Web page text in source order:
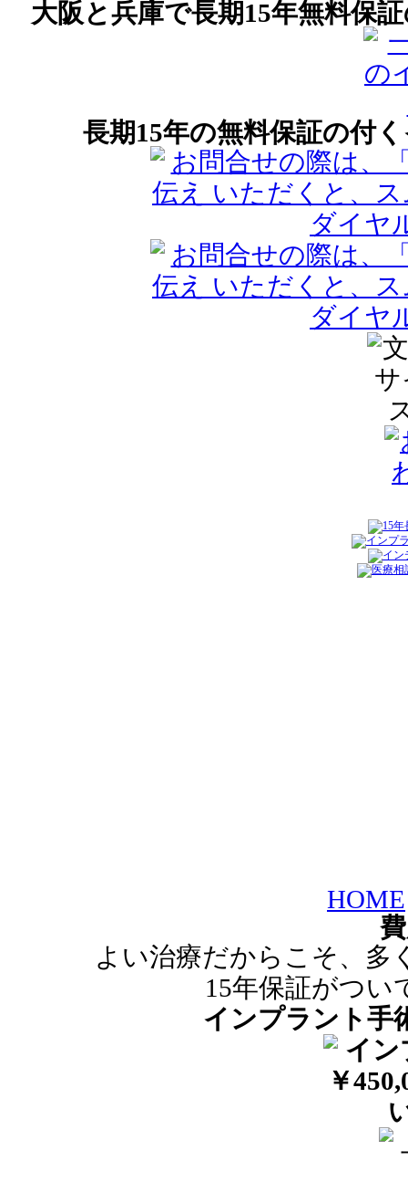
大阪と兵庫で長期15年無料保
長期15年の無料保証の付
HOME
よい治療だからこそ、多
15年保証がつい
インプラント手